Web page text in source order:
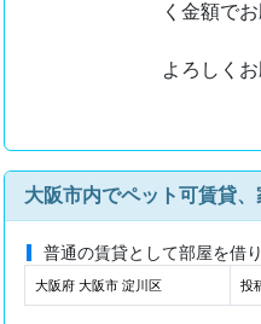
く金額で
よろしく
普通の賃貸として部屋を借
大阪府 大阪市 淀川区 投